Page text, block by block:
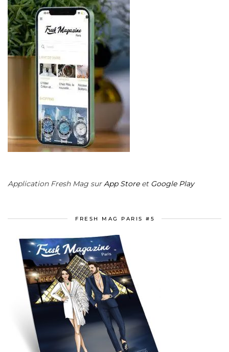
Application Fresh Mag surApp Storeet Google Play
FRESH MAG PARIS #5